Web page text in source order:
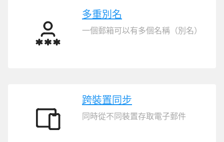
多
多重別名
一個郵箱可以有多個名稱（別名）
跨
跨裝置同步
同時從不同裝置存取電子郵件